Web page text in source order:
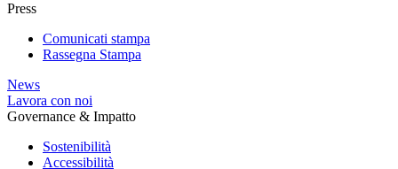
Press
Comunicati stampa
Rassegna Stampa
News
Lavora con noi
Governance & Impatto
Sostenibilità
Accessibilità